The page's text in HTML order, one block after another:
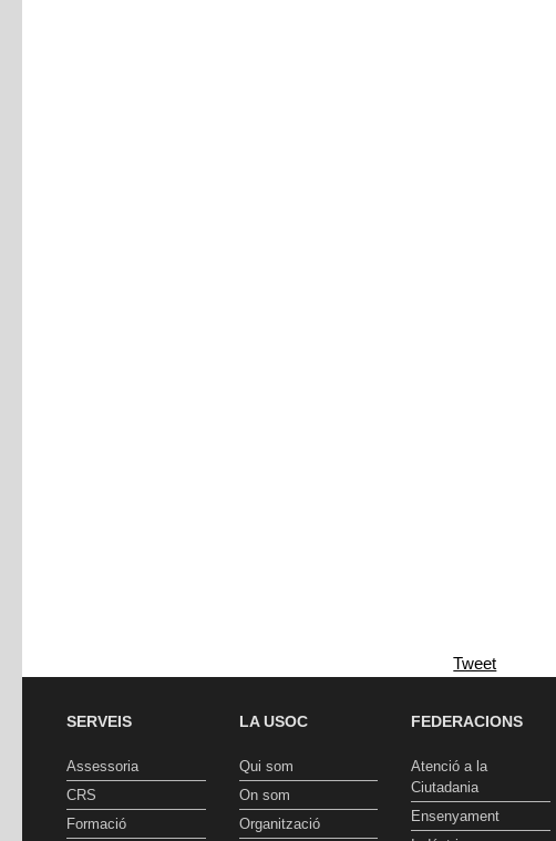
Tweet
SERVEIS
Assessoria
CRS
Formació
LA USOC
Qui som
On som
Organització
FEDERACIONS
Atenció a la
Ciutadania
Ensenyament